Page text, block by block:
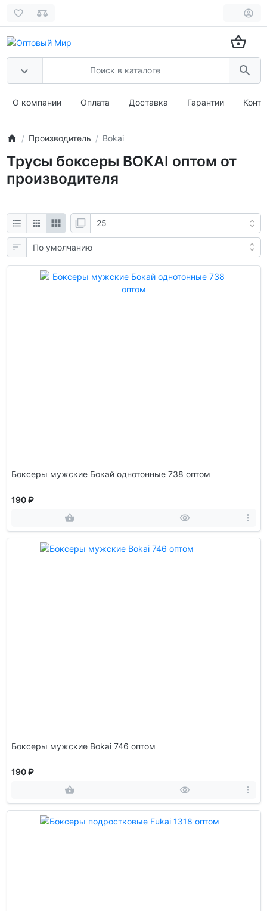
О компании Оплата Доставка Гарантии
Производитель Bokai
Трусы боксеры BOKAI оптом от
производителя
Боксеры мужские Бокай однотонные 738 оптом
190 ₽
Боксеры мужские Bokai 746 оптом
190 ₽